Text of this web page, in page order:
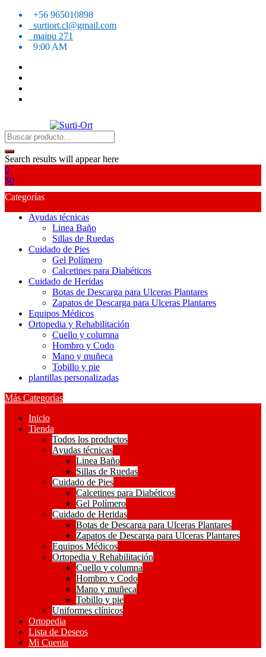
Skip
content
+56 965010898
surtiort.cl@gmail.com
maipu 271
9:00 AM
Surti-Ort
SO
Search results will appear here
0
$0
Categorías
Ayudas técnicas
Linea Baño
Sillas de Ruedas
Cuidado de Pies
Gel Polímero
Calcetines para Diabéticos
Cuidado de Heridas
Botas de Descarga para Ulceras Plantares
Zapatos de Descarga para Ulceras Plantares
Equipos Médicos
Ortopedia y Rehabilitación
Cuello y columna
Hombro y Codo
Mano y muñeca
Tobillo y pie
plantillas personalizadas
Más Categorías
Inicio
Tienda
Todos los productos
Ayudas técnicas
Linea Baño
Sillas de Ruedas
Cuidado de Pies
Calcetines para Diabéticos
Gel Polímero
Cuidado de Heridas
Botas de Descarga para Ulceras Plantares
Zapatos de Descarga para Ulceras Plantares
Equipos Médicos
Ortopedia y Rehabilitación
Cuello y columna
Hombro y Codo
Mano y muñeca
Tobillo y pie
Uniformes clínicos
Ortopedia
Lista de Deseos
Mi Cuenta